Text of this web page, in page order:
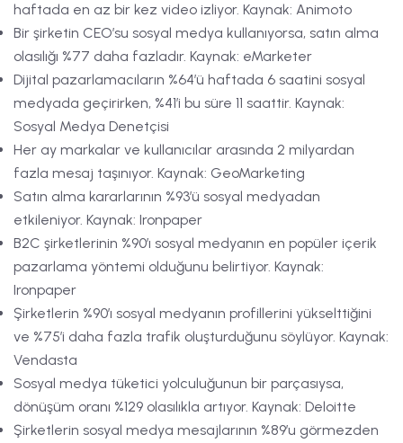
haftada en az bir kez video izliyor. Kaynak: Animoto
Bir şirketin CEO’su sosyal medya kullanıyorsa, satın alma
olasılığı %77 daha fazladır. Kaynak: eMarketer
Dijital pazarlamacıların %64’ü haftada 6 saatini sosyal
medyada geçirirken, %41’i bu süre 11 saattir. Kaynak:
Sosyal Medya Denetçisi
Her ay markalar ve kullanıcılar arasında 2 milyardan
fazla mesaj taşınıyor. Kaynak: GeoMarketing
Satın alma kararlarının %93’ü sosyal medyadan
etkileniyor. Kaynak: Ironpaper
B2C şirketlerinin %90’ı sosyal medyanın en popüler içerik
pazarlama yöntemi olduğunu belirtiyor. Kaynak:
Ironpaper
Şirketlerin %90’ı sosyal medyanın profillerini yükselttiğini
ve %75’i daha fazla trafik oluşturduğunu söylüyor. Kaynak:
Vendasta
Sosyal medya tüketici yolculuğunun bir parçasıysa,
dönüşüm oranı %129 olasılıkla artıyor. Kaynak: Deloitte
Şirketlerin sosyal medya mesajlarının %89’u görmezden